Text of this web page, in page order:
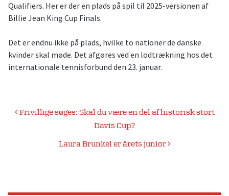
Qualifiers. Her er der en plads på spil til 2025-versionen af
Billie Jean King Cup Finals.
Det er endnu ikke på plads, hvilke to nationer de danske
kvinder skal møde. Det afgøres ved en lodtrækning hos det
internationale tennisforbund den 23. januar.
Indlægsnavigation
Frivillige søges: Skal du være en del af historisk stort
Davis Cup?
Laura Brunkel er årets junior